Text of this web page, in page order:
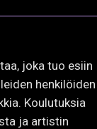
joka tuo esiin
henkilöiden
Koulutuksia
ja artistin